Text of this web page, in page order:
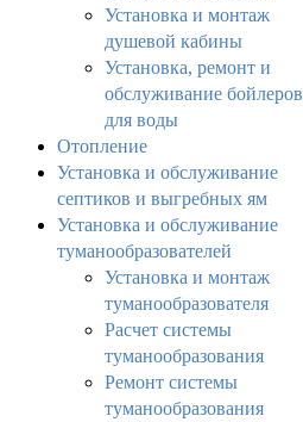
Установка и монтаж
душевой кабины
Установка, ремонт и
обслуживание бойлеров
для воды
Отопление
Установка и обслуживание
септиков и выгребных ям
Установка и обслуживание
туманообразователей
Установка и монтаж
туманообразователя
Расчет системы
туманообразования
Ремонт системы
туманообразования